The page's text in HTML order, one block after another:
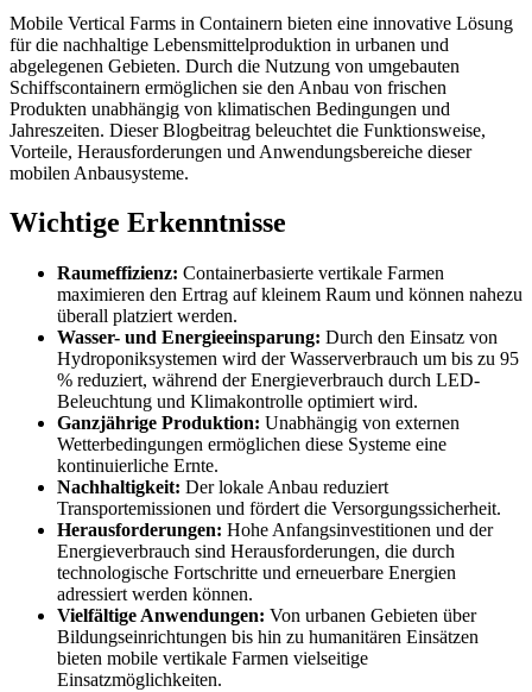
Mobile Vertical Farms in Containern bieten eine innovative Lösung
für die nachhaltige Lebensmittelproduktion in urbanen und
abgelegenen Gebieten. Durch die Nutzung von umgebauten
Schiffscontainern ermöglichen sie den Anbau von frischen
Produkten unabhängig von klimatischen Bedingungen und
Jahreszeiten. Dieser Blogbeitrag beleuchtet die Funktionsweise,
Vorteile, Herausforderungen und Anwendungsbereiche dieser
mobilen Anbausysteme.
Wichtige Erkenntnisse
Raumeffizienz: Containerbasierte vertikale Farmen
maximieren den Ertrag auf kleinem Raum und können nahezu
überall platziert werden.
Wasser- und Energieeinsparung: Durch den Einsatz von
Hydroponiksystemen wird der Wasserverbrauch um bis zu 95
% reduziert, während der Energieverbrauch durch LED-
Beleuchtung und Klimakontrolle optimiert wird.
Ganzjährige Produktion: Unabhängig von externen
Wetterbedingungen ermöglichen diese Systeme eine
kontinuierliche Ernte.
Nachhaltigkeit: Der lokale Anbau reduziert
Transportemissionen und fördert die Versorgungssicherheit.
Herausforderungen: Hohe Anfangsinvestitionen und der
Energieverbrauch sind Herausforderungen, die durch
technologische Fortschritte und erneuerbare Energien
adressiert werden können.
Vielfältige Anwendungen: Von urbanen Gebieten über
Bildungseinrichtungen bis hin zu humanitären Einsätzen
bieten mobile vertikale Farmen vielseitige
Einsatzmöglichkeiten.